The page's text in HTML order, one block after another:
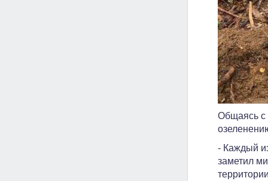
Общаясь с
- Каждый
заметил